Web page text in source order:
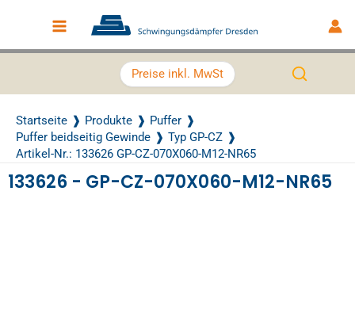
Main Menu
Preise inkl. MwSt
Startseite Produkte
Puffer
Puffer beidseitig Gewinde
Typ GP-CZ
Artikel-Nr.: 133626 GP-CZ-070X060-M12-NR65
133626 - GP-CZ-070X060-M12-NR65